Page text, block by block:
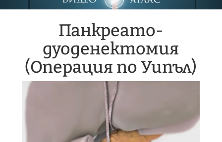
Панкреато-
дуоденектомия
(Операция по Уипъл)